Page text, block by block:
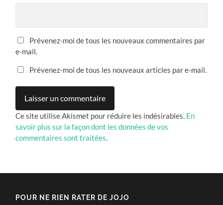
Prévenez-moi de tous les nouveaux commentaires par
e-mail.
Prévenez-moi de tous les nouveaux articles par e-mail.
Ce site utilise Akismet pour réduire les indésirables. En
savoir plus sur la façon dont les données de vos
commentaires sont traitées.
POUR NE RIEN RATER DE JOJO